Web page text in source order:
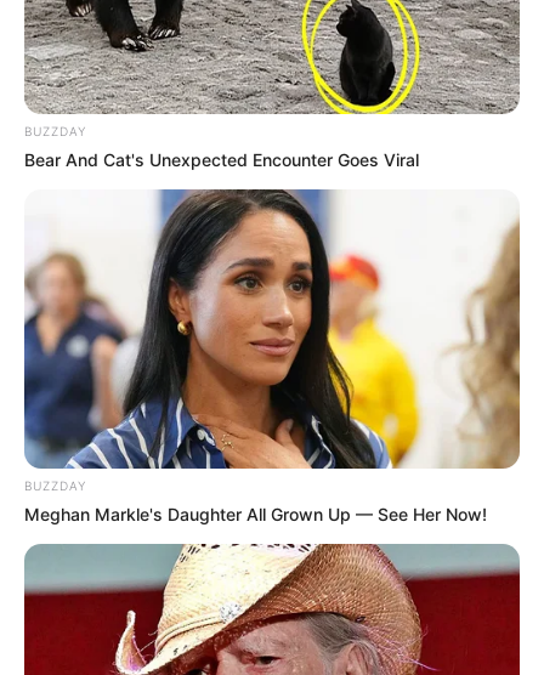
BUZZDAY
Bear And Cat's Unexpected Encounter Goes Viral
BUZZDAY
Meghan Markle's Daughter All Grown Up — See Her Now!